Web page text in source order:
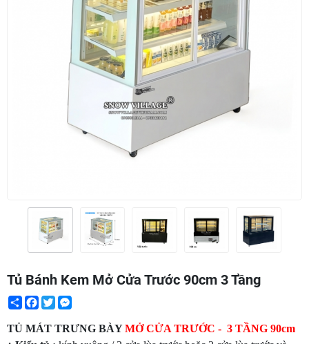
Tủ Bánh Kem Mở Cửa Trước 90cm 3 Tầng
ShareFacebook
Twitter
TỦ MÁT TRƯNG BÀYMỞ CỬA TRƯỚC - 3 TẦNG 90cm